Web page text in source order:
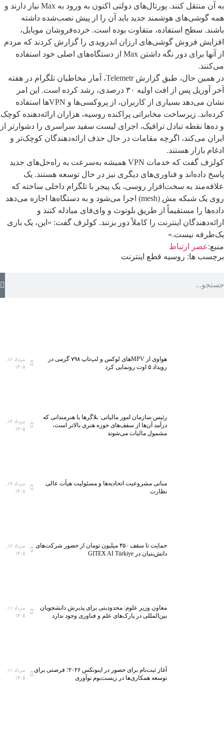
به آن منتقل کنند. پورتال‌های دولتی اکنون به ورود به Max نیاز دارند و
همه گوشی‌های هوشمند جدید باید آن را از پیش نصب‌شده داشته
باشند. سطح استفاده، متفاوت بوده است. خرده‌فروشان موبایل،
افزایش فروش گوشی‌های ارزان اندرویدی را گزارش کردند که مردم
از آنها برای دور نگه داشتن Max از دستگاه‌های اصلی خود استفاده
می‌کنند.
در همین حال، طبق گزارش Telemetr، آمار مخاطبان تلگرام در هفته
آخر آوریل پس از افت اولیه ۳۰ درصدی، رشد کرده است. این امر
نشان می‌دهد بسیاری از کاربران، از پروکسی‌ها و VPNها استفاده
کرده‌اند. زیرساخت مخابراتی پراکنده روسیه، هزاران ارائه‌دهنده کوچک
و ده‌ها نقطه تبادل ترافیک، اجرای لیست سفید سراسری را دشوارتر از
ایران می‌کند، اگرچه مقامات در حال حذف ارائه‌دهندگان کوچک‌تر و
ادغام بازار هستند.
کولزف گفت که خدمات VPN همیشه به‌سرعت به راه‌حل‌های جدید
پاسخ داده‌اند و فناوری‌های دیگری نیز در حال توسعه هستند. یک
علاقه‌مند به سخت‌افزار روسی، یک پیجر با تلگرام داخلی ساخته که
روی یک شبکه مش (mesh) اجرا می‌شود و به دستگاه‌ها اجازه می‌دهد
داده‌ها را مستقیماً از طریق بلوتوث و وای‌فای مبادله کنند و
ارائه‌دهندگان اینترنت را کاملاً دور بزنند. کولزف گفت: «این، یک بازی
یک‌طرفه نیست.»
منبع:عصر ارتباط
برچسب ها: روسیه قطع اینترنت
هواوی از MPVهای لوکس و لپ‌تاپ ۷۹۸ گرمی در
رویداد ۵ اوت رونمایی کرد
۱۴۰۵
رئیس سازمان امور مالیاتی: بلاگر‌ها یا هنرمندانی که
درآمد آن‌ها از سقف‌های حوزه هنری بالاتر است،
مشمول مالیات می‌شوند
۱۴۰۵
مبانی مشروعیت اتحادیه‌ها و مسئولیت هیأت عالی
نظارت
۱۴۰۵
حمایت تا سقف ۴۵۰ میلیون تومان از حضور شرکت‌های
دانش‌بنیان در GITEX AI Türkiye
۱۴۰۵
معاون وزیر علوم: محدودیتی برای پذیرش دانشجویان
بین‌المللی در پارک‌های علم و فناوری وجود ندارد
۱۴۰۵
آغاز ثبت‌نام برای حضور در اینوتکس ۲۰۲۶؛ فرصتی برای
توسعه همکاری‌ها در زیست‌بوم نوآوری
۱۴۰۵